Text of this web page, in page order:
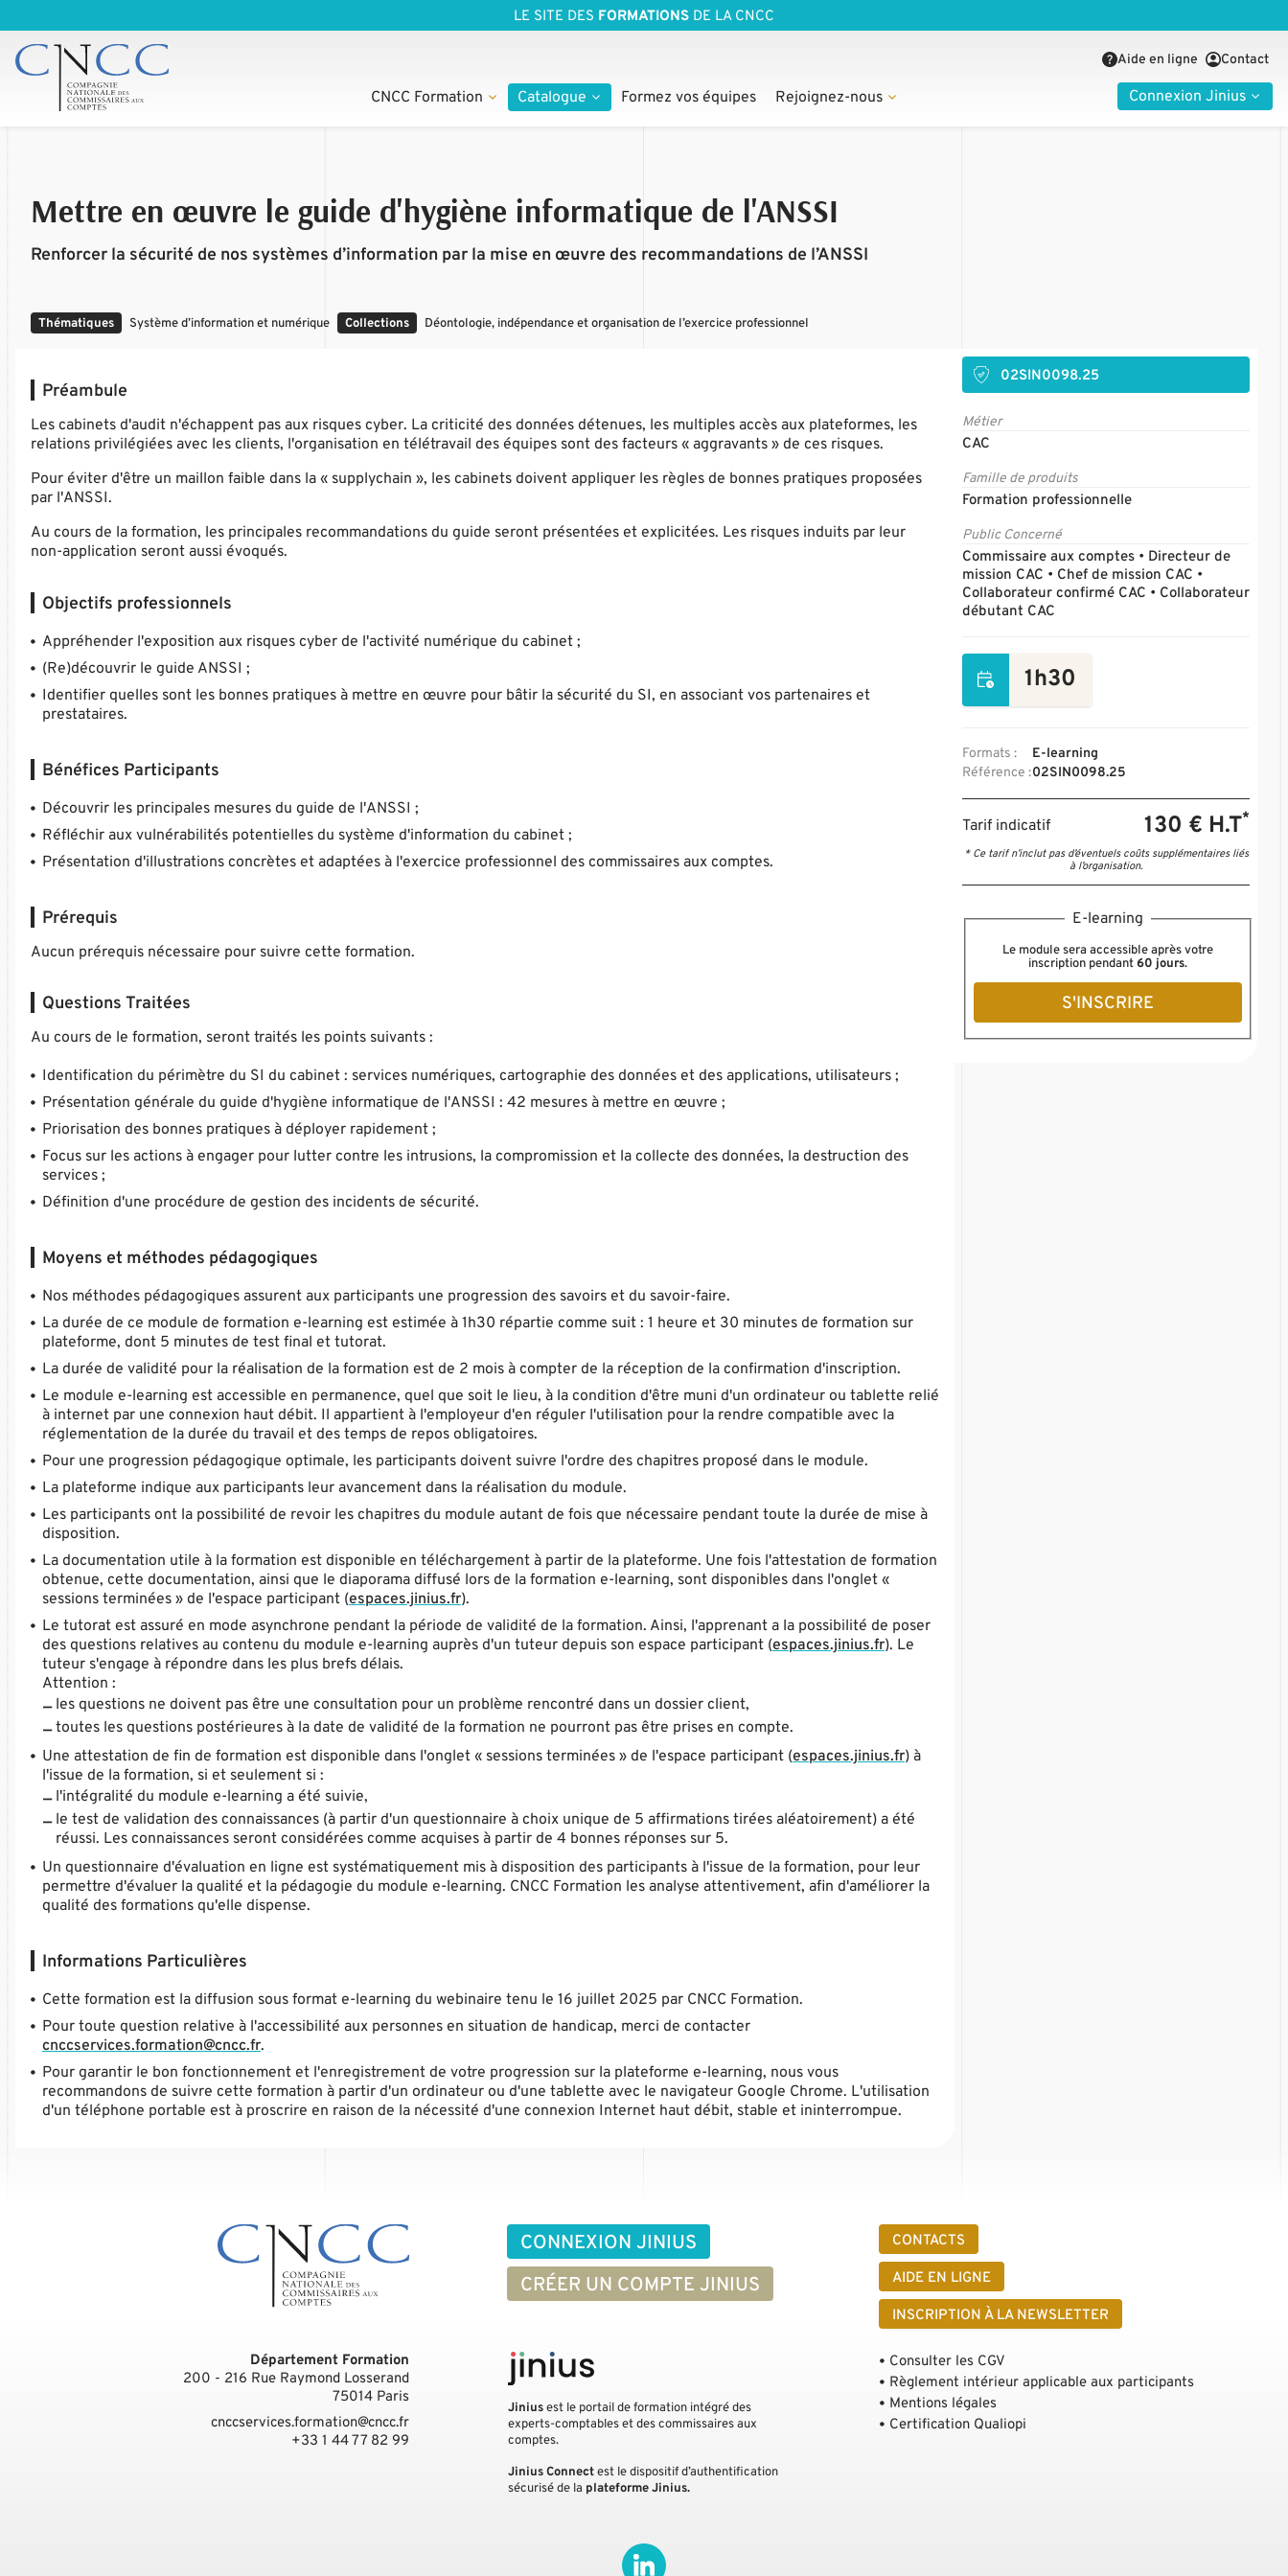
LE SITE DES FORMATIONS DE LA CNCC
CNCC Formation Catalogue Formez vos équipes Rejoignez-nous
Aide en ligne Contact
Connexion Jinius
Mettre en œuvre le guide d'hygiène informatique de l'ANSSI
Renforcer la sécurité de nos systèmes d’information par la mise en œuvre des recommandations de l’ANSSI
Thématiques Système d’information et numérique Collections Déontologie, indépendance et organisation de l’exercice professionnel
Préambule
Les cabinets d'audit n'échappent pas aux risques cyber. La criticité des données détenues, les multiples accès aux plateformes, les
relations privilégiées avec les clients, l'organisation en télétravail des équipes sont des facteurs « aggravants » de ces risques.
Pour éviter d'être un maillon faible dans la « supplychain », les cabinets doivent appliquer les règles de bonnes pratiques proposées
par l'ANSSI.
Au cours de la formation, les principales recommandations du guide seront présentées et explicitées. Les risques induits par leur
non-application seront aussi évoqués.
Objectifs professionnels
Appréhender l'exposition aux risques cyber de l'activité numérique du cabinet ;
(Re)découvrir le guide ANSSI ;
Identifier quelles sont les bonnes pratiques à mettre en œuvre pour bâtir la sécurité du SI, en associant vos partenaires et
prestataires.
Bénéfices Participants
Découvrir les principales mesures du guide de l'ANSSI ;
Réfléchir aux vulnérabilités potentielles du système d'information du cabinet ;
Présentation d'illustrations concrètes et adaptées à l'exercice professionnel des commissaires aux comptes.
Prérequis
Aucun prérequis nécessaire pour suivre cette formation.
Questions Traitées
Au cours de le formation, seront traités les points suivants :
Identification du périmètre du SI du cabinet : services numériques, cartographie des données et des applications, utilisateurs ;
Présentation générale du guide d'hygiène informatique de l'ANSSI : 42 mesures à mettre en œuvre ;
Priorisation des bonnes pratiques à déployer rapidement ;
Focus sur les actions à engager pour lutter contre les intrusions, la compromission et la collecte des données, la destruction des
services ;
Définition d'une procédure de gestion des incidents de sécurité.
Moyens et méthodes pédagogiques
Nos méthodes pédagogiques assurent aux participants une progression des savoirs et du savoir-faire.
La durée de ce module de formation e-learning est estimée à 1h30 répartie comme suit : 1 heure et 30 minutes de formation sur
plateforme, dont 5 minutes de test final et tutorat.
La durée de validité pour la réalisation de la formation est de 2 mois à compter de la réception de la confirmation d'inscription.
Le module e-learning est accessible en permanence, quel que soit le lieu, à la condition d'être muni d'un ordinateur ou tablette relié
à internet par une connexion haut débit. Il appartient à l'employeur d'en réguler l'utilisation pour la rendre compatible avec la
réglementation de la durée du travail et des temps de repos obligatoires.
Pour une progression pédagogique optimale, les participants doivent suivre l'ordre des chapitres proposé dans le module.
La plateforme indique aux participants leur avancement dans la réalisation du module.
Les participants ont la possibilité de revoir les chapitres du module autant de fois que nécessaire pendant toute la durée de mise à
disposition.
La documentation utile à la formation est disponible en téléchargement à partir de la plateforme. Une fois l'attestation de formation
obtenue, cette documentation, ainsi que le diaporama diffusé lors de la formation e-learning, sont disponibles dans l'onglet «
sessions terminées » de l'espace participant (espaces.jinius.fr).
Le tutorat est assuré en mode asynchrone pendant la période de validité de la formation. Ainsi, l'apprenant a la possibilité de poser
des questions relatives au contenu du module e-learning auprès d'un tuteur depuis son espace participant (espaces.jinius.fr). Le
tuteur s'engage à répondre dans les plus brefs délais.
Attention :
les questions ne doivent pas être une consultation pour un problème rencontré dans un dossier client,
toutes les questions postérieures à la date de validité de la formation ne pourront pas être prises en compte.
Une attestation de fin de formation est disponible dans l'onglet « sessions terminées » de l'espace participant (espaces.jinius.fr) à
l'issue de la formation, si et seulement si :
l'intégralité du module e-learning a été suivie,
le test de validation des connaissances (à partir d'un questionnaire à choix unique de 5 affirmations tirées aléatoirement) a été
réussi. Les connaissances seront considérées comme acquises à partir de 4 bonnes réponses sur 5.
Un questionnaire d'évaluation en ligne est systématiquement mis à disposition des participants à l'issue de la formation, pour leur
permettre d'évaluer la qualité et la pédagogie du module e-learning. CNCC Formation les analyse attentivement, afin d'améliorer la
qualité des formations qu'elle dispense.
Informations Particulières
Cette formation est la diffusion sous format e-learning du webinaire tenu le 16 juillet 2025 par CNCC Formation.
Pour toute question relative à l'accessibilité aux personnes en situation de handicap, merci de contacter
cnccservices.formation@cncc.fr.
Pour garantir le bon fonctionnement et l'enregistrement de votre progression sur la plateforme e-learning, nous vous
recommandons de suivre cette formation à partir d'un ordinateur ou d'une tablette avec le navigateur Google Chrome. L'utilisation
d'un téléphone portable est à proscrire en raison de la nécessité d'une connexion Internet haut débit, stable et ininterrompue.
02SIN0098.25
Métier
CAC
Famille de produits
Formation professionnelle
Public Concerné
Commissaire aux comptes • Directeur de
mission CAC • Chef de mission CAC •
Collaborateur confirmé CAC • Collaborateur
débutant CAC
1h30
Formats :
E-learning
Référence :02SIN0098.25
Tarif indicatif 130 € H.T*
* Ce tarif n’inclut pas d’éventuels coûts supplémentaires liés
à l’organisation.
E-learning
Le module sera accessible après votre
inscription pendant60 jours.
S'INSCRIRE
CONNEXION JINIUS
CRÉER UN COMPTE JINIUS
CONTACTS
AIDE EN LIGNE
INSCRIPTION À LA NEWSLETTER
Département Formation
200 - 216 Rue Raymond Losserand
75014 Paris
cnccservices.formation@cncc.fr
+33 1 44 77 82 99
Jiniusest le portail de formation intégré des
experts-comptables et des commissaires aux
comptes.
Jinius Connectest le dispositif d’authentification
sécurisé de la plateforme Jinius.
Consulter les CGV
Règlement intérieur applicable aux participants
Mentions légales
Certification Qualiopi